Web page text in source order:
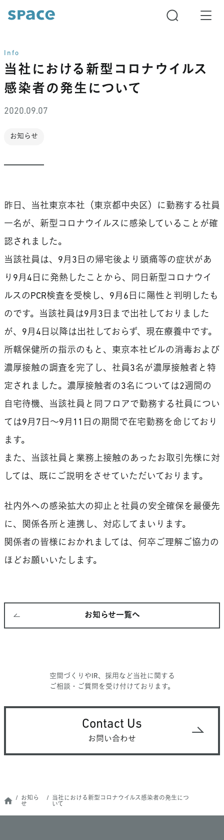
Info
当社における新型コロナウイルス
感染者の発生について
2020.09.07
お知らせ
昨日、当社東京本社（東京都中央区）に勤務する社員
一名が、新型コロナウイルスに感染していることが確
認されました。
当該社員は、9月3日の帰宅後より頭痛等の症状があ
り9月4日に発熱したことから、同日新型コロナウイ
ルスのPCR検査を受検し、9月6日に陽性と判明したも
のです。当該社員は9月3日まで出社しておりました
が、9月4日以降は出社しておらず、現在療養中です。
所轄保健所の指示のもと、東京本社ビルの消毒および
濃厚接触の調査を完了し、社員3名が濃厚接触者と特
定されました。濃厚接触者の3名については2週間の
自宅待機、当該社員と同フロアで勤務する社員につい
ては9月7日～9月11日の期間で在宅勤務を命じており
ます。
また、当該社員と業務上接触のあったお取引先様に対
しては、既にご説明をさせていただいております。
社内外への感染拡大の抑止と社員の安全確保を最優先
に、関係各所と連携し、対応してまいります。
関係者の皆様におかれましては、何卒ご理解ご協力の
ほどお願いいたします。
お知らせ一覧へ
空間づくりやIR、採用など当社に関する
ご相談・ご質問を受け付けております。
Contact Us
お問い合わせ
お知ら
せ
当社における新型コロナウイルス感染者の発生につ
いて